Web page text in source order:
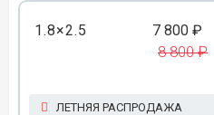
1.8×2.5 7 800 ₽
8 800 ₽
ЛЕТНЯЯ РАСПРОДАЖА